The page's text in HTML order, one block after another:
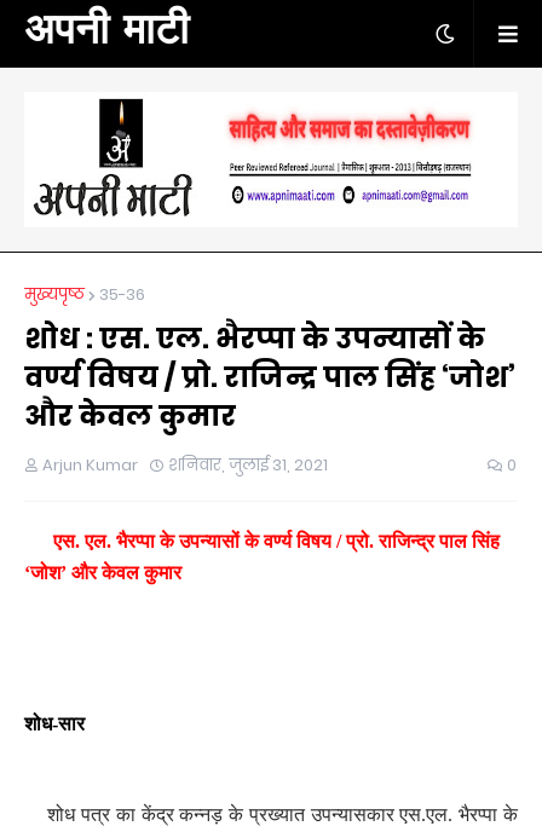
अपनी माटी
मुख्यपृष्ठ 35-36
शोध : एस. एल. भैरप्पा के उपन्यासों के
वर्ण्य विषय / प्रो. राजिन्द्र पाल सिंह ‘जोश’
और केवल कुमार
Arjun Kumar शनिवार, जुलाई 31, 2021 0
एस. एल. भैरप्पा के उपन्यासों के वर्ण्य विषय /प्रो. राजिन्द्र पाल सिंह
‘जोश’ और केवल कुमार
शोध-सार
शोध पत्र का केंद्र कन्नड़ के प्रख्यात उपन्यासकार एस.एल. भैरप्पा के